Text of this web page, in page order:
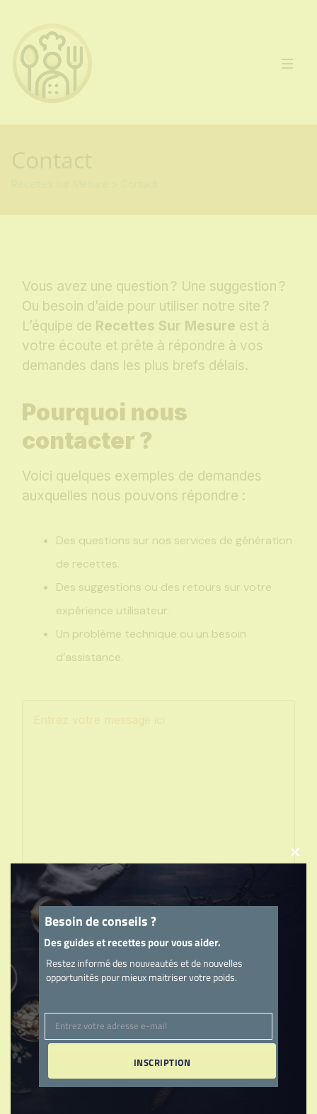
Contact
Vous avez une question ? Une suggestion ?
Ou besoin d’aide pour utiliser notre site ?
L’équipe de Recettes Sur Mesure est à
votre écoute et prête à répondre à vos
demandes dans les plus brefs délais.
Pourquoi nous
contacter ?
Voici quelques exemples de demandes
auxquelles nous pouvons répondre :
Des questions sur nos services de génération
de recettes.
Des suggestions ou des retours sur votre
expérience utilisateur.
Un problème technique ou un besoin
d’assistance.
Besoin de conseils ?
Des guides et recettes pour vous aider.
Restez informé des nouveautés et de nouvelles
opportunités pour mieux maitriser votre poids.
Entrez votre adresse e-mail
INSCRIPTION